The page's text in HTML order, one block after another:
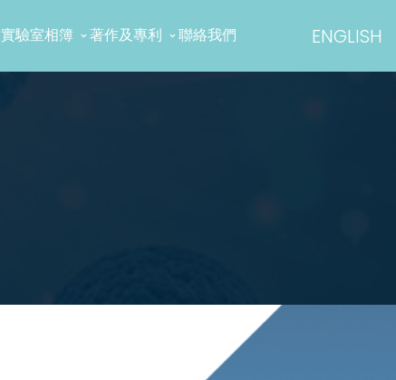
實驗室相簿 著作及專利 聯絡我們 ENGLISH